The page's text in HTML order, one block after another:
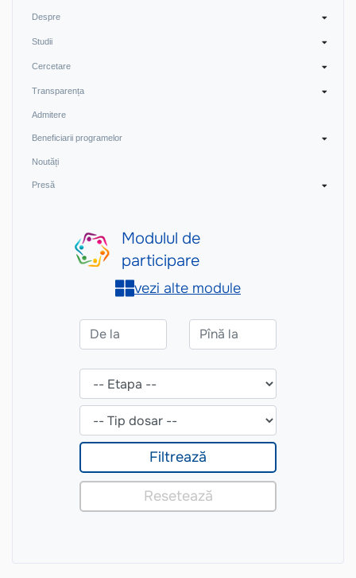
Despre
Studii
Cercetare
Transparența
Admitere
Beneficiarii programelor
Noutăți
Presă